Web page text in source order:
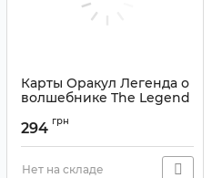
Карты Оракул Легенда о
волшебнике The Legend
Артикул:
294 грн
Нет на складе